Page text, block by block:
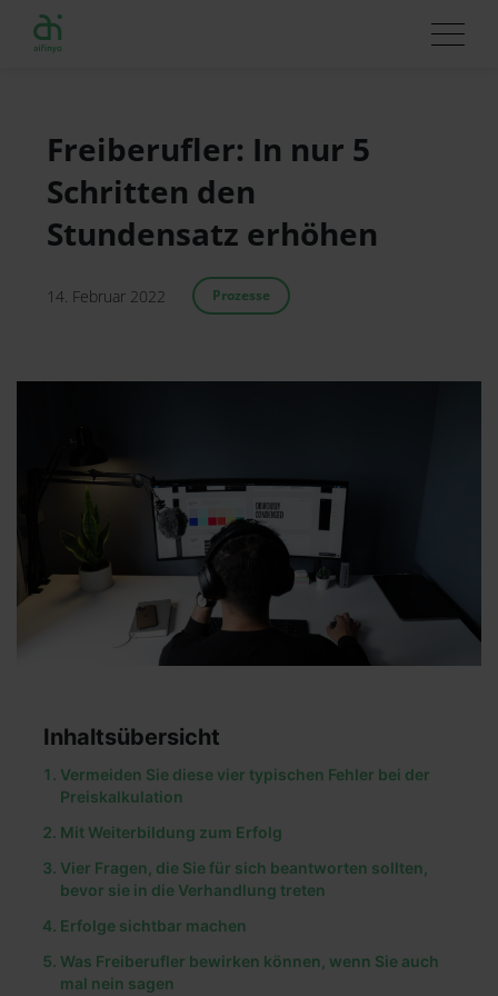
Freiberufler: In nur 5
Schritten den
Stundensatz erhöhen
14. Februar 2022 Prozesse
Inhaltsübersicht
Vermeiden Sie diese vier typischen Fehler bei der
Preiskalkulation
Mit Weiterbildung zum Erfolg
Vier Fragen, die Sie für sich beantworten sollten,
bevor sie in die Verhandlung treten
Erfolge sichtbar machen
Was Freiberufler bewirken können, wenn Sie auch
mal nein sagen